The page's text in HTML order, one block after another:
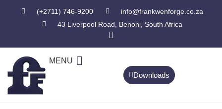
(+2711) 746-9200
info@frankwenforge.co.za
43 Liverpool Road, Benoni, South Africa
MENU
Downloads